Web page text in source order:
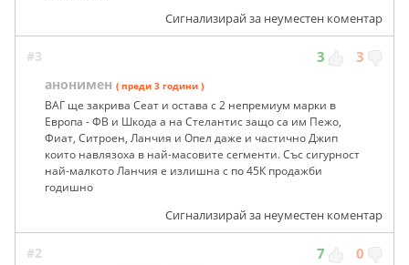
Сигнализирай за неуместен коментар
#3 3 3
анонимен ( преди 3 години )
ВАГ ще закрива Сеат и остава с 2 непремиум марки в
Европа - ФВ и Шкода а на Стелантис защо са им Пежо,
Фиат, Ситроен, Ланчия и Опел даже и частично Джип
които навлязоха в най-масовите сегменти. Със сигурност
най-малкото Ланчия е излишна с по 45К продажби
годишно
Сигнализирай за неуместен коментар
#2 7 0